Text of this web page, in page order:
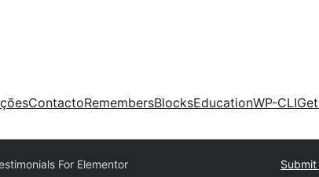
ContactoRemembersBlocksEducationWP-CLI
For Elementor